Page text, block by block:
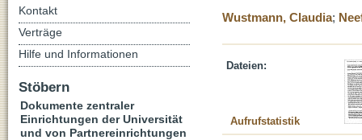
Wustmann, Claudia;
Dateien:
Aufrufstatistik
Kontakt
Verträge
Hilfe und Informationen
Stöbern
Dokumente zentraler
Einrichtungen der Universität
und von Partnereinrichtungen